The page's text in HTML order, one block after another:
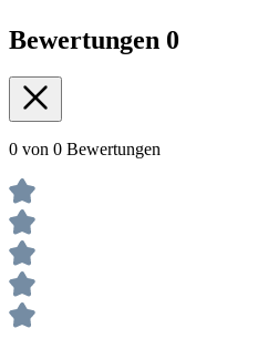
Bewertungen 0
0 von 0 Bewertungen